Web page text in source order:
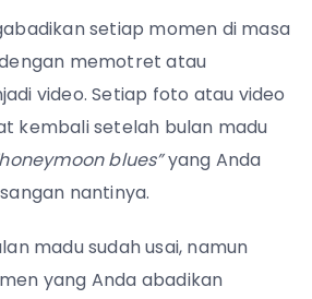
setiap momen di masa
memotret atau
video. Setiap foto atau video
kembali setelah bulan madu
blues”yang Anda
nantinya.
madu sudah usai, namun
yang Anda abadikan